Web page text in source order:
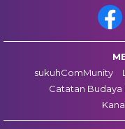
sukuhComMunity
Catatan Budaya